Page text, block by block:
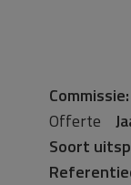
Commissie:
Offerte
Soort